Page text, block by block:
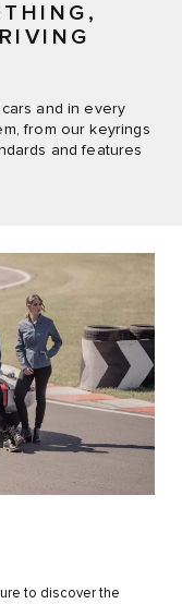
and in every
from our keyrings
and features
to discover the